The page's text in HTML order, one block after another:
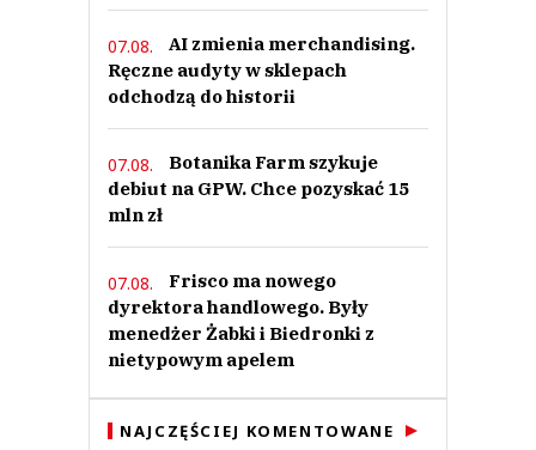
07.08.
AI zmienia merchandising.
Ręczne audyty w sklepach
odchodzą do historii
07.08.
Botanika Farm szykuje
debiut na GPW. Chce pozyskać 15
mln zł
07.08.
Frisco ma nowego
dyrektora handlowego. Były
menedżer Żabki i Biedronki z
nietypowym apelem
NAJCZĘŚCIEJ KOMENTOWANE